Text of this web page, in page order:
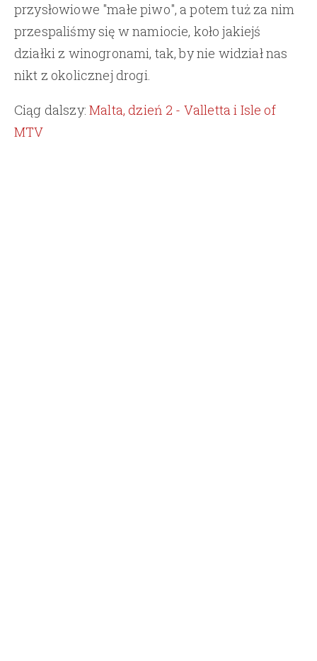
przysłowiowe "małe piwo", a potem tuż za nim
przespaliśmy się w namiocie, koło jakiejś
działki z winogronami, tak, by nie widział nas
nikt z okolicznej drogi.
Ciąg dalszy:Malta, dzień 2 - Valletta i Isle of
MTV